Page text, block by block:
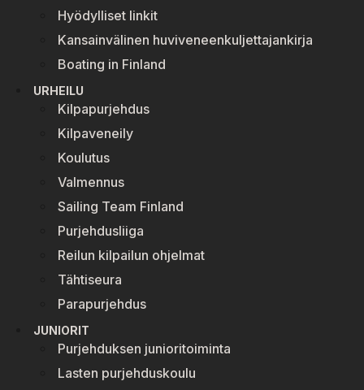
Hyödylliset linkit
Kansainvälinen huviveneenkuljettajankirja
Boating in Finland
URHEILU
Kilpapurjehdus
Kilpaveneily
Koulutus
Valmennus
Sailing Team Finland
Purjehdusliiga
Reilun kilpailun ohjelmat
Tähtiseura
Parapurjehdus
JUNIORIT
Purjehduksen junioritoiminta
Lasten purjehduskoulu